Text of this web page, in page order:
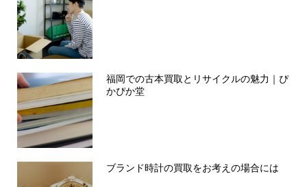
福岡での古本買取とリサイクルの魅力｜ぴ
かぴか堂
ブランド時計の買取をお考えの場合には